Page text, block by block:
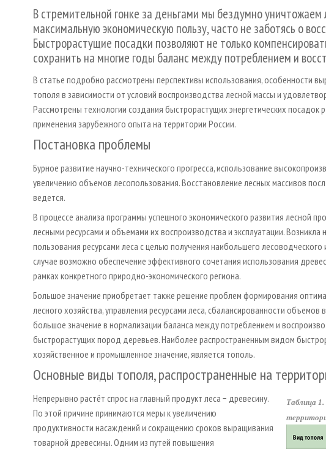
В стремительной гонке за деньгами мы бездумно уничтожаем
максимальную экономическую пользу, часто не заботясь о
Быстрорастущие посадки позволяют не только
сохранить на многие годы баланс между потреблением и
В статье подробно рассмотрены перспективы использования, особенности
тополя в зависимости от условий воспроизводства лесной массы и
Рассмотрены технологии создания быстрорастущих энергетических
применения зарубежного опыта на территории России.
Постановка проблемы
Бурное развитие научно-технического прогресса, использование
увеличению объемов лесопользования. Восстановление лесных массивов
ведется.
В процессе анализа программы успешного экономического развития лесной
лесными ресурсами и объемами их воспроизводства и эксплуатации.
пользования ресурсами леса с целью получения наибольшего
случае возможно обеспечение эффективного сочетания использования
рамках конкретного природно-экономического региона.
Большое значение приобретает также решение проблем формирования
лесного хозяйства, управления ресурсами леса, сбалансированности
большое значение в нормализации баланса между потреблением и
быстрорастущих пород деревьев. Наиболее распространенным видом
хозяйственное и промышленное значение, является тополь.
Основные виды тополя, распространенные на
Таблица
Непрерывно растёт спрос на главный продукт леса − древесину.
По этой причине принимаются меры к увеличению
продуктивности насаждений и сокращению сроков выращивания
товарной древесины. Одним из путей повышения